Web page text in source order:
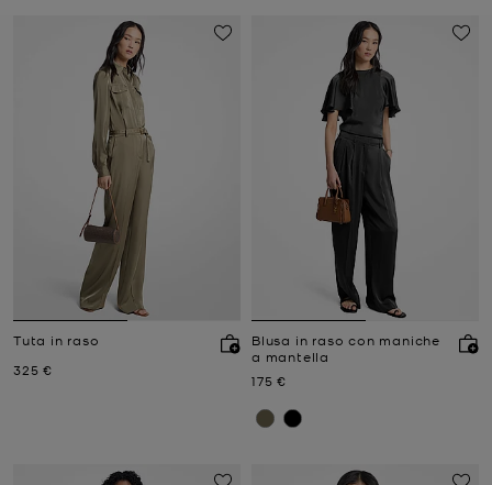
Tuta in raso
Prezzo attuale
325 €
Blusa in raso con maniche
a mantella
Prezzo attuale
175 €